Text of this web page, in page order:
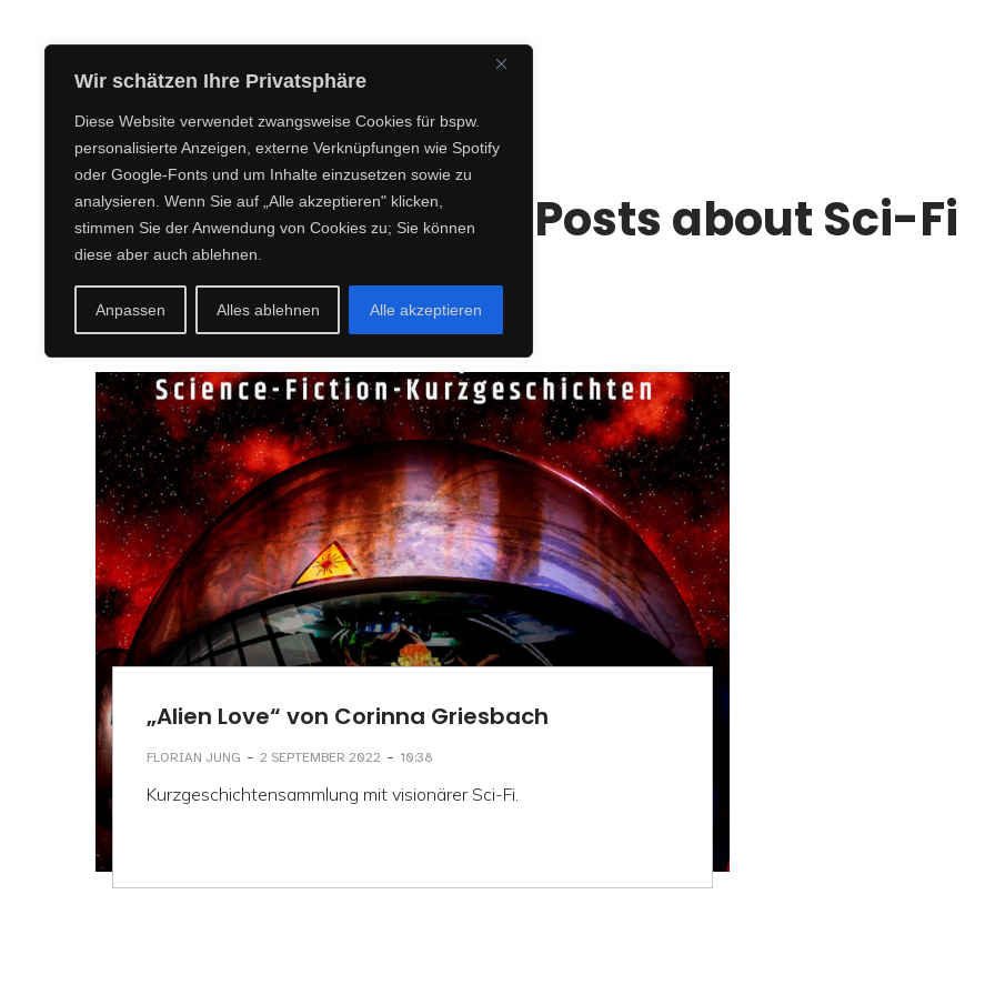
Wir schätzen Ihre Privatsphäre
Diese Website verwendet zwangsweise Cookies für bspw.
personalisierte Anzeigen, externe Verknüpfungen wie Spotify
oder Google-Fonts und um Inhalte einzusetzen sowie zu
analysieren. Wenn Sie auf „Alle akzeptieren" klicken,
stimmen Sie der Anwendung von Cookies zu; Sie können
diese aber auch ablehnen.
Anpassen Alles ablehnen Alle akzeptieren
Posts about Sci-Fi
„Alien Love“ von Corinna Griesbach
FLORIAN JUNG - 2 SEPTEMBER 2022 - 10:38
Kurzgeschichtensammlung mit visionärer Sci-Fi.